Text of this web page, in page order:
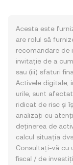
Acesta este
are rolul să
recomandare de
invitație de a
sau (iii) sfaturi
Activele digitale,
urile, sunt
ridicat de risc și
analizați cu
deținerea de
calcul situația
Consultați-vă cu
fiscal / de